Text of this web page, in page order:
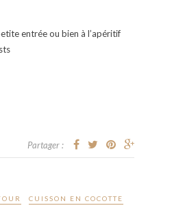
entrée ou bien à l’apéritif
Partager :
CUISSON EN COCOTTE